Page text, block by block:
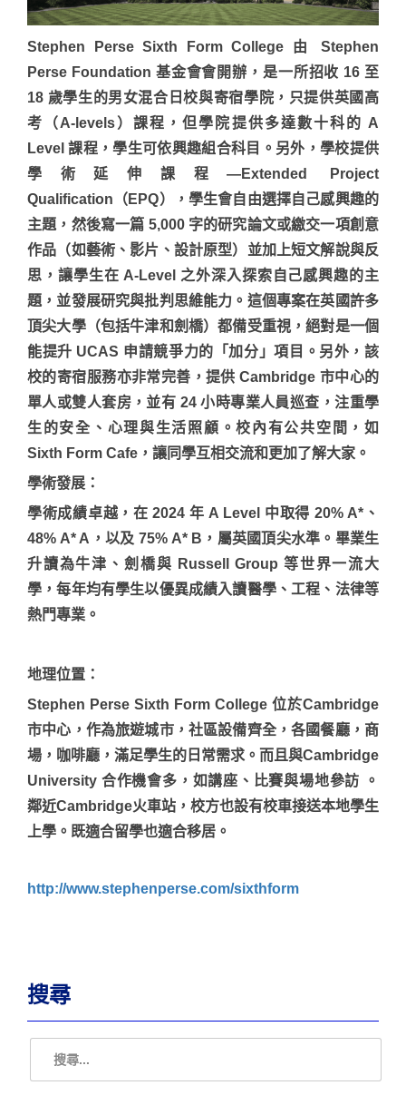
Stephen Perse Sixth Form College 由 Stephen
Perse Foundation 基金會會開辦，是一所招收 16 至
18 歲學生的男女混合日校與寄宿學院，只提供英國高
考（A-levels）課程，但學院提供多達數十科的 A
Level 課程，學生可依興趣組合科目。另外，學校提供
學術延伸課程—Extended Project
Qualification（EPQ），學生會自由選擇自己感興趣的
主題，然後寫一篇 5,000 字的研究論文或繳交一項創意
作品（如藝術、影片、設計原型）並加上短文解說與反
思，讓學生在 A-Level 之外深入探索自己感興趣的主
題，並發展研究與批判思維能力。這個專案在英國許多
頂尖大學（包括牛津和劍橋）都備受重視，絕對是一個
能提升 UCAS 申請競爭力的「加分」項目。另外，該
校的寄宿服務亦非常完善，提供 Cambridge 市中心的
單人或雙人套房，並有 24 小時專業人員巡查，注重學
生的安全、心理與生活照顧。校內有公共空間，如
Sixth Form Cafe，讓同學互相交流和更加了解大家。
學術發展：
學術成績卓越，在 2024 年 A Level 中取得 20% A*、
48% A* A，以及 75% A* B，屬英國頂尖水準。畢業生
升讀為牛津、劍橋與 Russell Group 等世界一流大
學，每年均有學生以優異成績入讀醫學、工程、法律等
熱門專業。
地理位置：
Stephen Perse Sixth Form College 位於Cambridge
市中心，作為旅遊城市，社區設備齊全，各國餐廳，商
場，咖啡廳，滿足學生的日常需求。而且與Cambridge
University 合作機會多，如講座、比賽與場地參訪 。
鄰近Cambridge火車站，校方也設有校車接送本地學生
上學。既適合留學也適合移居。
http://www.stephenperse.com/sixthform
搜尋